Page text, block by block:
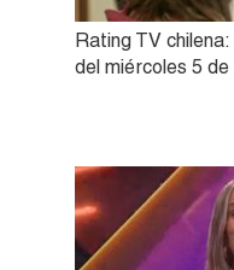
Rating TV
del miércoles 5